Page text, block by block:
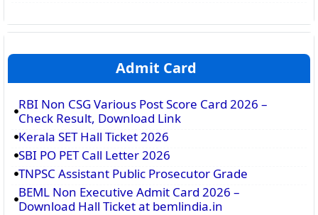
Admit Card
RBI Non CSG Various Post Score Card 2026 –
Check Result, Download Link
Kerala SET Hall Ticket 2026
SBI PO PET Call Letter 2026
TNPSC Assistant Public Prosecutor Grade
BEML Non Executive Admit Card 2026 –
Download Hall Ticket at bemlindia.in